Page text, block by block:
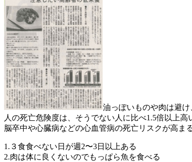
油っぽいものや肉は避
人の死亡危険度は、そうでない人に比べ1.5倍以上高
脳卒中や心臓病などの心血管病の死亡リスクが高ま
1.３食食べない日が週2〜3日以上ある
2.肉は体に良くないのでもっぱら魚を食べる